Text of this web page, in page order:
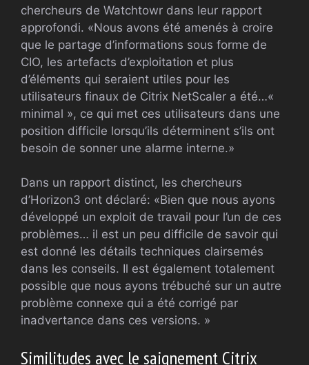
chercheurs de Watchtowr dans leur rapport
approfondi. «Nous avons été amenés à croire
que le partage d’informations sous forme de
CIO, les artefacts d’exploitation et plus
d’éléments qui seraient utiles pour les
utilisateurs finaux de Citrix NetScaler a été…«
minimal », ce qui met ces utilisateurs dans une
position difficile lorsqu’ils déterminent s’ils ont
besoin de sonner une alarme interne.»
Dans un rapport distinct, les chercheurs
d’Horizon3 ont déclaré: «Bien que nous ayons
développé un exploit de travail pour l’un de ces
problèmes… il est un peu difficile de savoir qui
est donné les détails techniques clairsemés
dans les conseils. Il est également totalement
possible que nous ayons trébuché sur un autre
problème connexe qui a été corrigé par
inadvertance dans ces versions. »
Similitudes avec le saignement Citrix